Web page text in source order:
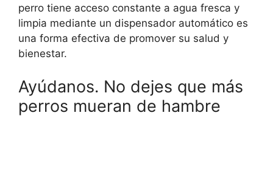
perro tiene acceso constante a agua fresca y
limpia mediante un dispensador automático es
una forma efectiva de promover su salud y
bienestar.
Ayúdanos. No dejes que más
perros mueran de hambre